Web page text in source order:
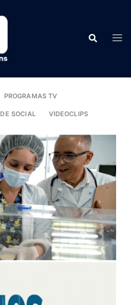
PROGRAMAS TV
SOCIAL VIDEOCLIPS